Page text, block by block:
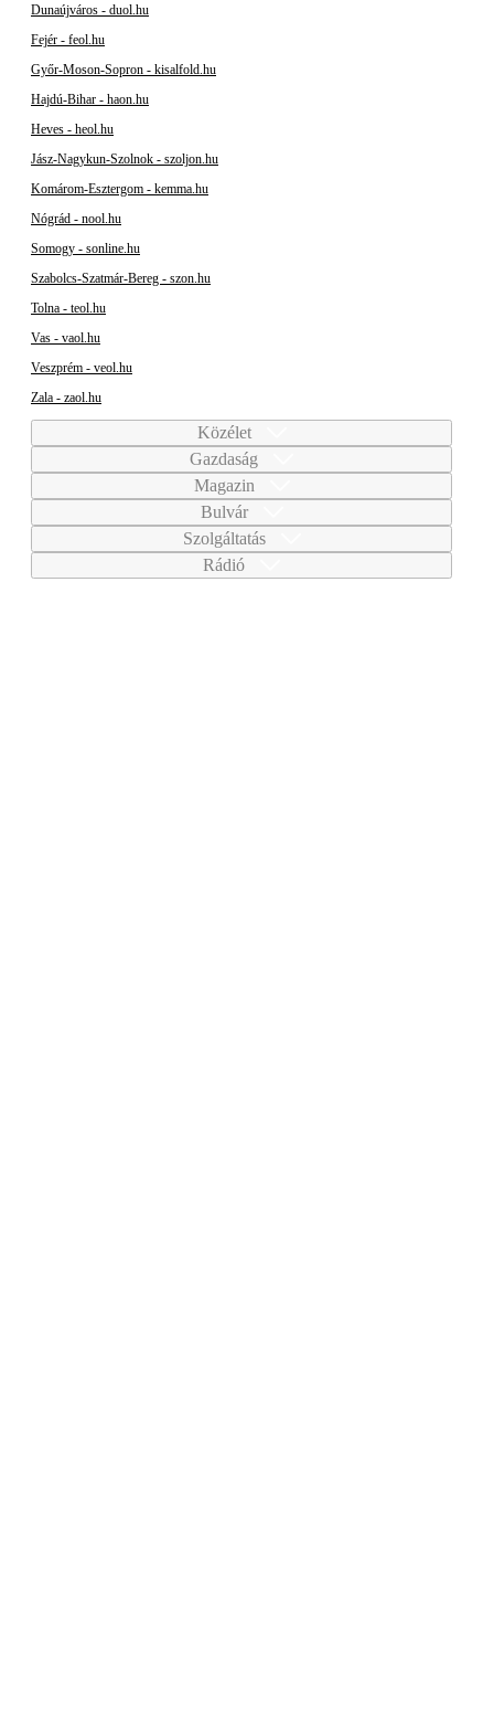
Dunaújváros - duol.hu
Fejér - feol.hu
Győr-Moson-Sopron - kisalfold.hu
Hajdú-Bihar - haon.hu
Heves - heol.hu
Jász-Nagykun-Szolnok - szoljon.hu
Komárom-Esztergom - kemma.hu
Nógrád - nool.hu
Somogy - sonline.hu
Szabolcs-Szatmár-Bereg - szon.hu
Tolna - teol.hu
Vas - vaol.hu
Veszprém - veol.hu
Zala - zaol.hu
Közélet
Gazdaság
Magazin
Bulvár
Szolgáltatás
Rádió